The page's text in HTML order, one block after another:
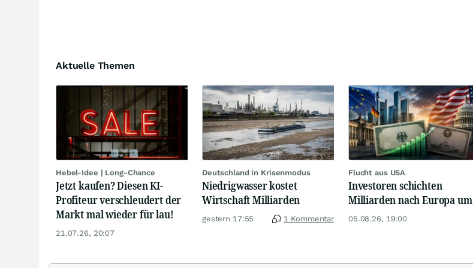
Aktuelle Themen
Hebel-Idee | Long-Chance
Jetzt kaufen? Diesen KI-
Profiteur verschleudert der
Markt mal wieder für lau!
21.07.26, 20:07
Deutschland in Krisenmodus
Niedrigwasser kostet
Wirtschaft Milliarden
gestern 17:55 1 Kommentar
Flucht aus USA
Investoren schichten
Milliarden nach Europa um
05.08.26, 19:00